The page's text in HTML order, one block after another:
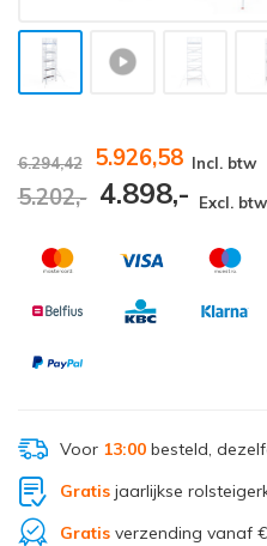
6.294,42 5.926,58 Incl. btw
5.202,- 4.898,- Excl. btw
Voor 13:00besteld,
Gratisjaarlijkse
Gratisverzending vanaf